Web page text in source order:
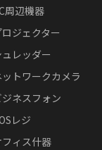
周辺機器
ロジェクター
ュレッダー
ットワークカメラ
ジネスフォン
レジ
フィス什器